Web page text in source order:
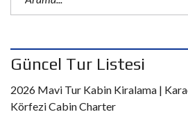
Güncel Tur Listesi
2026 Mavi Tur Kabin Kiralama |
Körfezi Cabin Charter